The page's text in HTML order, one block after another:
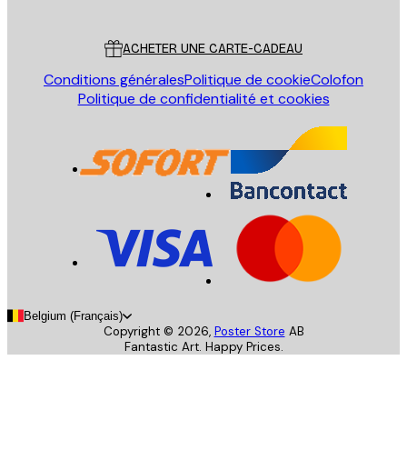
ACHETER UNE CARTE-CADEAU
Conditions généralesPolitique de cookieColofon
Politique de confidentialité et cookies
Belgium (Français)
Copyright © 2026, Poster Store AB
Fantastic Art. Happy Prices.